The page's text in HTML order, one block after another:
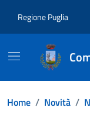
Regione Puglia
Home / Novità /